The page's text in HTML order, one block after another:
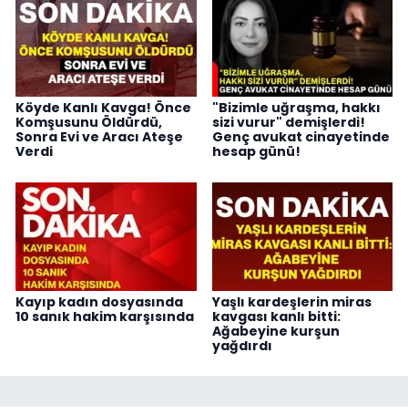
Köyde Kanlı Kavga! Önce
Komşusunu Öldürdü,
Sonra Evi ve Aracı Ateşe
Verdi
"Bizimle uğraşma, hakkı
sizi vurur" demişlerdi!
Genç avukat cinayetinde
hesap günü!
Kayıp kadın dosyasında
10 sanık hakim karşısında
Yaşlı kardeşlerin miras
kavgası kanlı bitti:
Ağabeyine kurşun
yağdırdı